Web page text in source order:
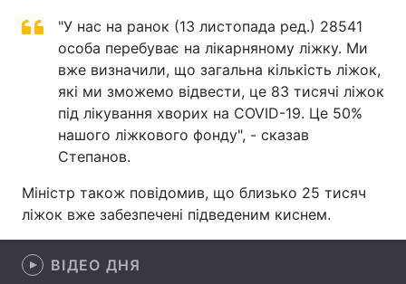
Техно і зв'язок Лайт
Зброя Інциденти
Здоров'я Туризм
Екологія Регіони
Лонгріди
"У нас на ранок (13 листопада ред.) 28541
особа перебуває на лікарняному ліжку. Ми
вже визначили, що загальна кількість ліжок,
які ми зможемо відвести, це 83 тисячі ліжок
під лікування хворих на COVID-19. Це 50%
нашого ліжкового фонду", - сказав
Степанов.
Міністр також повідомив, що близько 25 тисяч
ліжок вже забезпечені підведеним киснем.
ВІДЕО ДНЯ